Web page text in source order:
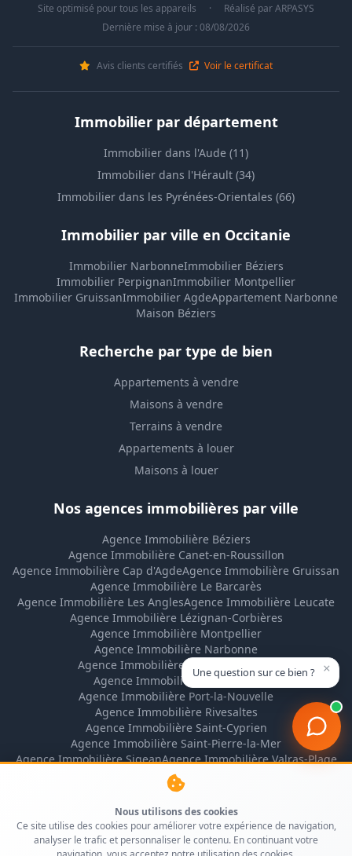
Nous utilisons des cookies
Ce site utilise des cookies pour améliorer votre expérience de navigation,
analyser le trafic et personnaliser le contenu. En continuant votre
Site optimisé pour tous les appareils · Réalisé parARPASYS
Dernière mise à jour : 08/08/2026
Avis clients certifiés Voir le certificat
Immobilier par département
Immobilier dans l'Aude (11)
Immobilier dans l'Hérault (34)
Immobilier dans les Pyrénées-Orientales (66)
Immobilier par ville en Occitanie
Immobilier NarbonneImmobilier Béziers
Immobilier PerpignanImmobilier Montpellier
Immobilier GruissanImmobilier AgdeAppartement Narbonne
Maison Béziers
Recherche par type de bien
Appartements à vendre
Maisons à vendre
Terrains à vendre
Appartements à louer
Maisons à louer
Nos agences immobilières par ville
Agence Immobilière Béziers
Agence Immobilière Canet-en-Roussillon
Agence Immobilière Cap d'AgdeAgence Immobilière Gruissan
Agence Immobilière Le Barcarès
Agence Immobilière Les AnglesAgence Immobilière Leucate
Agence Immobilière Lézignan-Corbières
Agence Immobilière Montpellier
Agence Immobilière Narbonne
Agence Immobilière Narbonne-Plage
Agence Immobilière Perpignan
Agence Immobilière Port-la-Nouvelle
Agence Immobilière Rivesaltes
Agence Immobilière Saint-Cyprien
Agence Immobilière Saint-Pierre-la-Mer
Agence Immobilière SigeanAgence Immobilière Valras-Plage
Une question sur ce bien ? ×